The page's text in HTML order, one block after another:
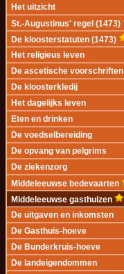
Het uitzicht
St.-Augustinus' regel (1473)
De kloosterstatuten (1473)
Het religieus leven
De ascetische voorschriften
De kloosterkledij
Het dagelijks leven
Eten en drinken
De voedselbereiding
De opvang van pelgrims
De ziekenzorg
Middeleeuwse bedevaarten
Middeleeuwse gasthuizen
De uitgaven en inkomsten
De Gasthuis-hoeve
De Bunderkruis-hoeve
De landeigendommen